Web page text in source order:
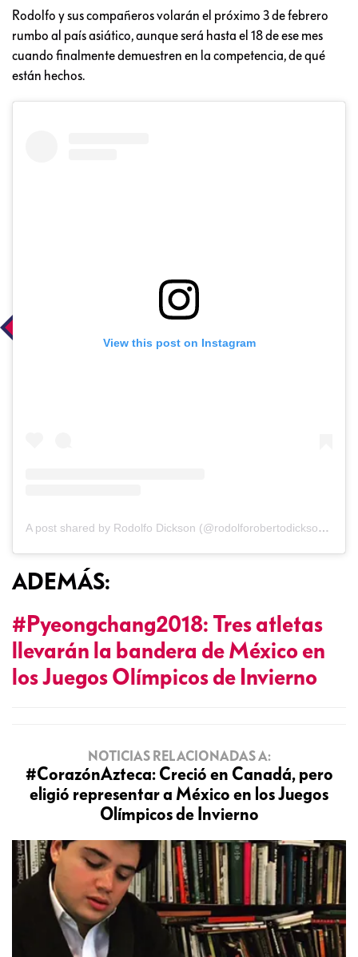
Rodolfo y sus compañeros volarán el próximo 3 de febrero
rumbo al país asiático, aunque será hasta el 18 de ese mes
cuando finalmente demuestren en la competencia, de qué
están hechos.
View this post on Instagram
A post shared by Rodolfo Dickson (@rodolforobertodicksonsommers)
ADEMÁS:
#Pyeongchang2018: Tres atletas
llevarán la bandera de México en
los Juegos Olímpicos de Invierno
NOTICIAS RELACIONADAS A:
#CorazónAzteca: Creció en Canadá, pero
eligió representar a México en los Juegos
Olímpicos de Invierno